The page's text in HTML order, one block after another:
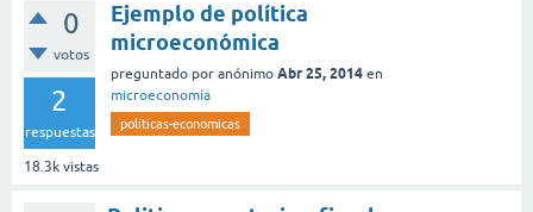
0
votos
2
respuestas
18.3k vistas
Ejemplo de política
microeconómica
preguntado por anónimo Abr 25, 2014 en
microeconomía
politicas-economicas